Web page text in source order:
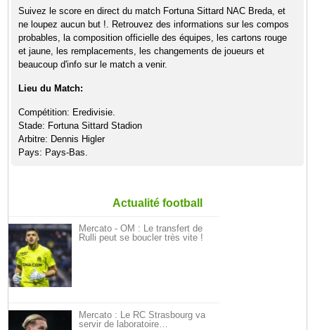
Suivez le score en direct du match Fortuna Sittard NAC Breda, et
ne loupez aucun but !. Retrouvez des informations sur les compos
probables, la composition officielle des équipes, les cartons rouge
et jaune, les remplacements, les changements de joueurs et
beaucoup d'info sur le match a venir.
Lieu du Match:
Compétition: Eredivisie.
Stade: Fortuna Sittard Stadion
Arbitre: Dennis Higler
Pays: Pays-Bas.
Actualité football
Mercato - OM : Le transfert de
Rulli peut se boucler très vite !
Mercato : Le RC Strasbourg va
servir de laboratoire…